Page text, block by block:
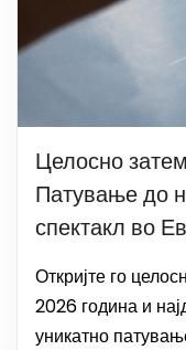
Целосно
Патување до
спектакл во
Откријте го
2026 година и
уникатно